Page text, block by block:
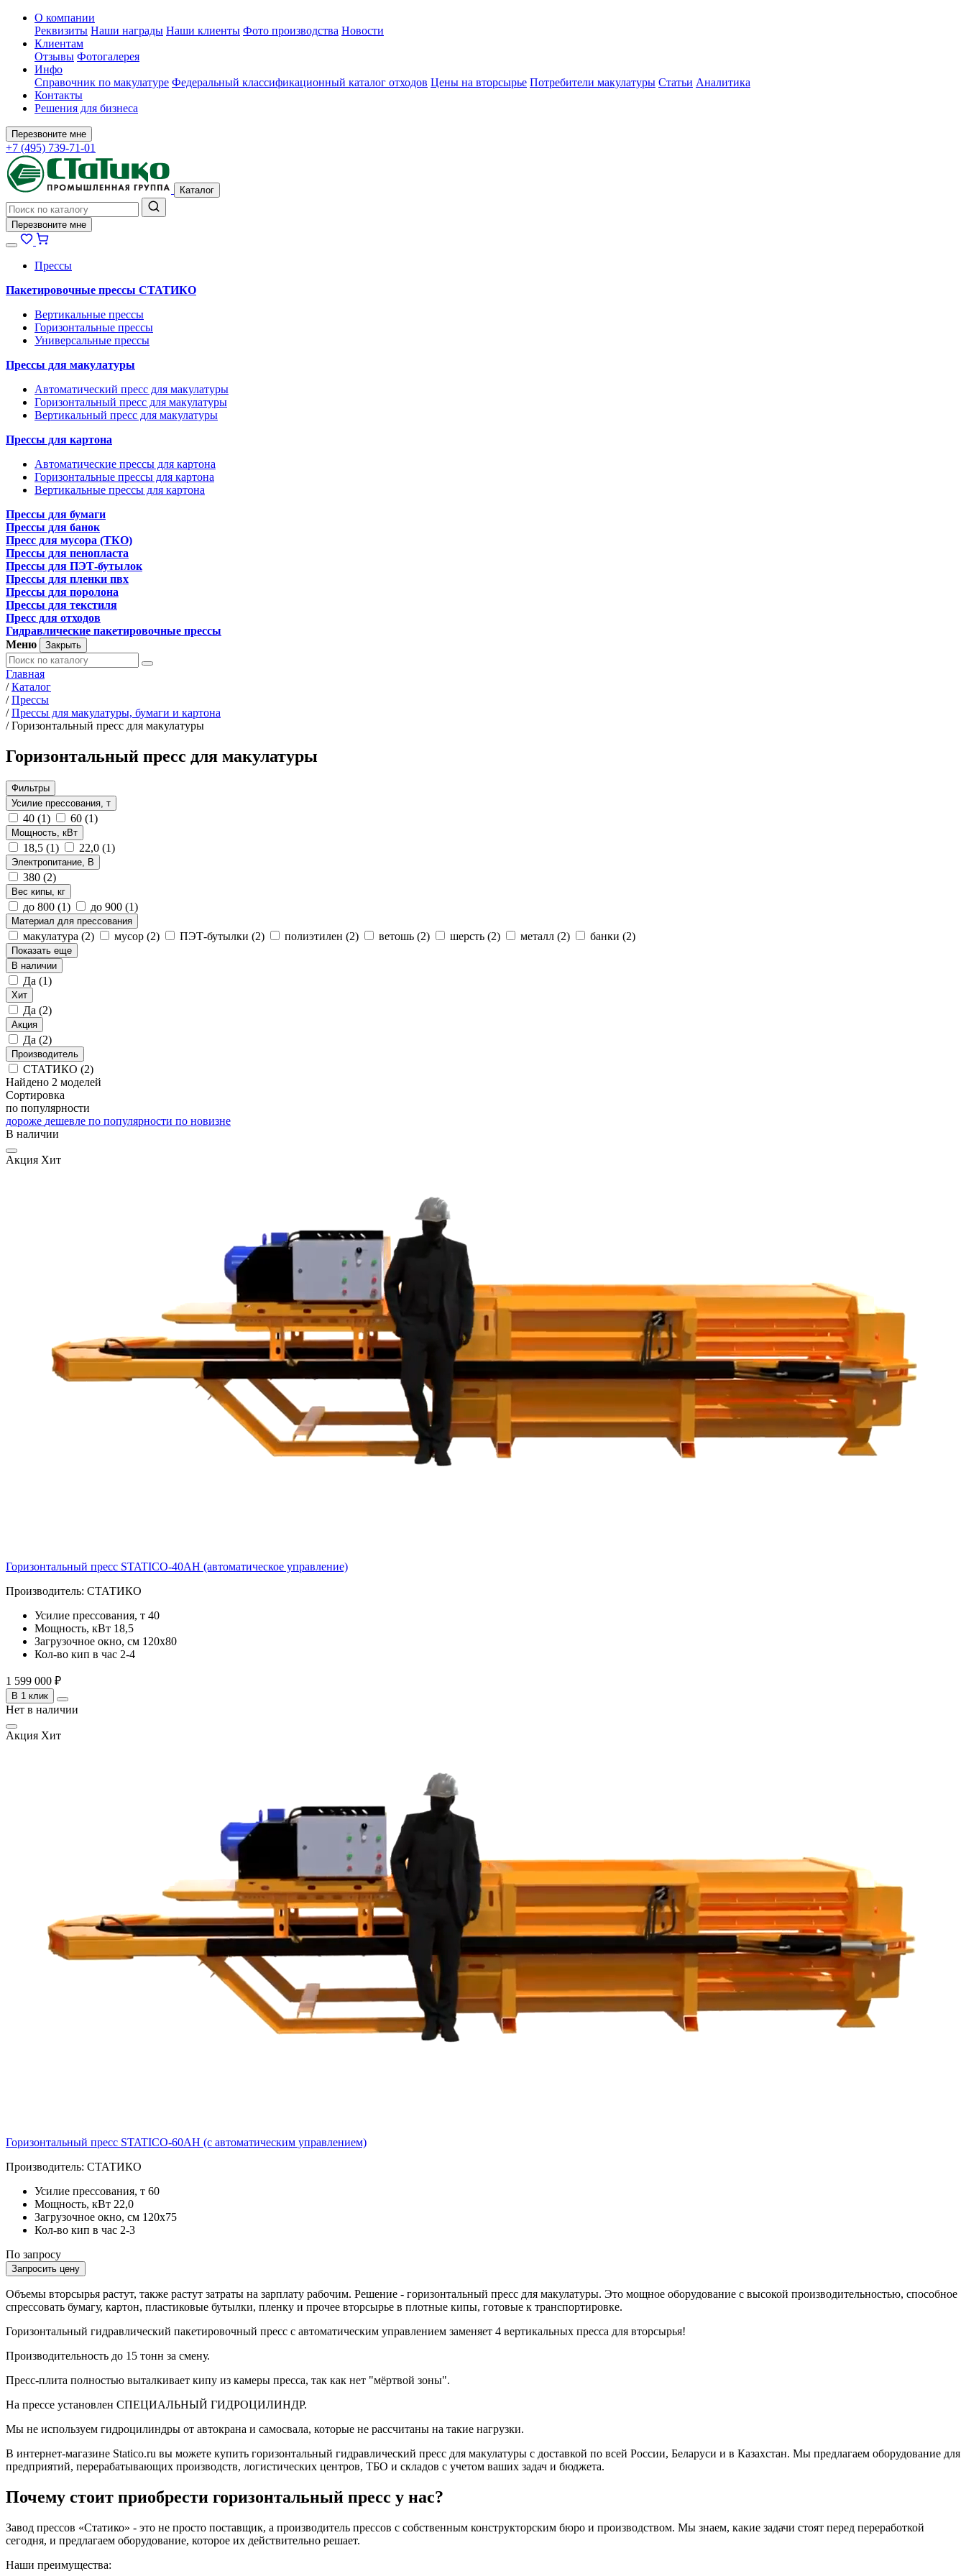
О компании
Реквизиты Наши награды Наши клиенты Фото производства Новости
Клиентам
Отзывы Фотогалерея
Инфо
Справочник по макулатуре Федеральный классификационный каталог отходов Цены на вторсырье Потребители макулатуры Статьи Аналитика
Контакты
Решения для бизнеса
Перезвоните мне
+7 (495) 739-71-01
Каталог
Перезвоните мне
Прессы
Пакетировочные прессы СТАТИКО
Вертикальные прессы
Горизонтальные прессы
Универсальные прессы
Прессы для макулатуры
Автоматический пресс для макулатуры
Горизонтальный пресс для макулатуры
Вертикальный пресс для макулатуры
Прессы для картона
Автоматические прессы для картона
Горизонтальные прессы для картона
Вертикальные прессы для картона
Прессы для бумаги
Прессы для банок
Пресс для мусора (ТКО)
Прессы для пенопласта
Прессы для ПЭТ-бутылок
Прессы для пленки пвх
Прессы для поролона
Прессы для текстиля
Пресс для отходов
Гидравлические пакетировочные прессы
Меню
Закрыть
Главная
/ Каталог
/ Прессы
/ Прессы для макулатуры, бумаги и картона
/ Горизонтальный пресс для макулатуры
Горизонтальный пресс для макулатуры
Фильтры
Усилие прессования, т
40 (1) 60 (1)
Мощность, кВт
18,5 (1) 22,0 (1)
Электропитание, В
380 (2)
Вес кипы, кг
до 800 (1) до 900 (1)
Материал для прессования
макулатура (2) мусор (2) ПЭТ-бутылки (2) полиэтилен (2) ветошь (2) шерсть (2) металл (2) банки (2)
Показать еще
В наличии
Да (1)
Хит
Да (2)
Акция
Да (2)
Производитель
СТАТИКО (2)
Найдено 2 моделей
Сортировка
по популярности
дороже дешевле по популярности по новизне
В наличии
Акция Хит
Горизонтальный пресс STATICO-40AH (автоматическое управление)
Производитель: СТАТИКО
Усилие прессования, т 40
Мощность, кВт 18,5
Загрузочное окно, см 120х80
Кол-во кип в час 2-4
1 599 000 ₽
В 1 клик
Нет в наличии
Акция Хит
Горизонтальный пресс STATICO-60AH (c автоматическим управлением)
Производитель: СТАТИКО
Усилие прессования, т 60
Мощность, кВт 22,0
Загрузочное окно, см 120х75
Кол-во кип в час 2-3
По запросу
Запросить цену
Объемы вторсырья растут, также растут затраты на зарплату рабочим. Решение - горизонтальный пресс для макулатуры. Это мощное оборудование с высокой производительностью, способное
спрессовать бумагу, картон, пластиковые бутылки, пленку и прочее вторсырье в плотные кипы, готовые к транспортировке.
Горизoнтальный гидравлический пакетировoчный прeсc с автоматическим управлением зaменяет 4 вертикальныx пpeccа для вторсырья!
Производительность до 15 тонн за смeну.
Пресс-плита полностью выталкивает кипу из камеры пресса, так как нет "мёртвой зоны".
На прессе установлен СПЕЦИАЛЬНЫЙ ГИДРОЦИЛИНДР.
Мы не используем гидроцилиндры от автокрана и самосвала, которые не рассчитаны на такие нагрузки.
В интернет-магазине Statico.ru вы можете купить горизонтальный гидравлический пресс для макулатуры с доставкой по всей России, Беларуси и в Казахстан. Мы предлагаем оборудование для
предприятий, перерабатывающих производств, логистических центров, ТБО и складов с учетом ваших задач и бюджета.
Почему стоит приобрести горизонтальный пресс у нас?
Завод прессов «Статико» - это не просто поставщик, а производитель прессов с собственным конструкторским бюро и производством. Мы знаем, какие задачи стоят перед переработкой
сегодня, и предлагаем оборудование, которое их действительно решает.
Наши преимущества: